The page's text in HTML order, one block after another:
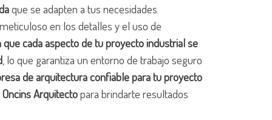
que se adapten a tus necesidades
en los detalles y el uso de
que cada aspecto de tu proyecto industrial se
, lo que garantiza un entorno de trabajo seguro
de arquitectura confiable para tu proyecto
Arquitectopara brindarte resultados